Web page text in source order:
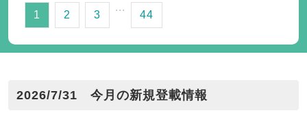
1 2 3
...
44
2026/7/31 今月の新規登載情報